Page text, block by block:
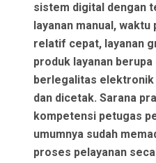
sistem digital dengan
layanan manual,
relatif cepat, layanan
produk layanan
berlegalitas elektronik
dan dicetak. Sarana
kompetensi petugas
umumnya sudah
proses pelayanan